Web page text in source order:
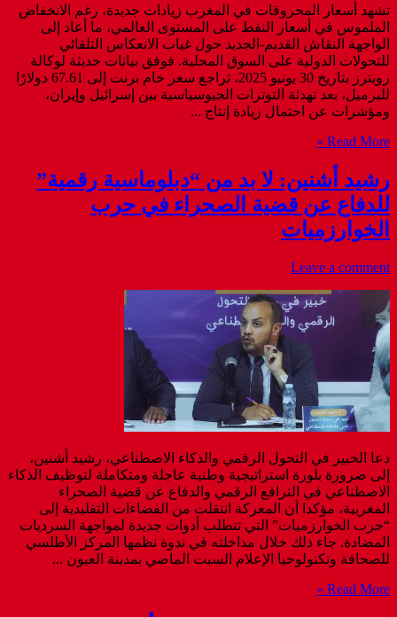
تشهد أسعار المحروقات في المغرب زيادات جديدة، رغم الانخفاض
الملموس في أسعار النفط على المستوى العالمي، ما أعاد إلى
الواجهة النقاش القديم-الجديد حول غياب الانعكاس التلقائي
للتحولات الدولية على السوق المحلية. فوفق بيانات حديثة لوكالة
رويترز بتاريخ 30 يونيو 2025، تراجع سعر خام برنت إلى 67.61 دولارًا
للبرميل، بعد تهدئة التوترات الجيوسياسية بين إسرائيل وإيران،
ومؤشرات عن احتمال زيادة إنتاج ...
Read More »
رشيد أشنين: لا بد من “دبلوماسية رقمية”
للدفاع عن قضية الصحراء في حرب
الخوارزميات
Leave a comment
دعا الخبير في التحول الرقمي والذكاء الاصطناعي، رشيد أشنين،
إلى ضرورة بلورة استراتيجية وطنية عاجلة ومتكاملة لتوظيف الذكاء
الاصطناعي في الترافع الرقمي والدفاع عن قضية الصحراء
المغربية، مؤكدا أن المعركة انتقلت من الفضاءات التقليدية إلى
“حرب الخوارزميات” التي تتطلب أدوات جديدة لمواجهة السرديات
المضادة. جاء ذلك خلال مداخلته في ندوة نظمها المركز الأطلسي
للصحافة وتكنولوجيا الإعلام السبت الماضي بمدينة العيون ...
Read More »